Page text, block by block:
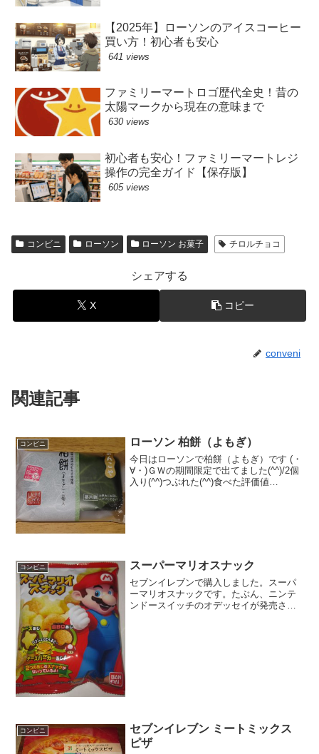
【2025年】ローソンのアイスコーヒー
買い方！初心者も安心
641 views
ファミリーマートロゴ歴代全史！昔の
太陽マークから現在の意味まで
630 views
初心者も安心！ファミリーマートレジ
操作の完全ガイド【保存版】
605 views
コンビニ ローソン ローソン お菓子 チロルチョコ
シェアする
X コピー
conveni
関連記事
コンビニ ローソン 柏餅（よもぎ）
今日はローソンで柏餅（よもぎ）です (・
∀・)ＧＷの期間限定で出てました(^^)/2個
入り(^^)つぶれた(^^)食べた評価値
コンビニ スーパーマリオスナック
セブンイレブンで購入しました。スーパ
ーマリオスナックです。たぶん、ニンテ
ンドースイッチのオデッセイが発売され
コンビニ
セブンイレブン ミートミックス
ピザ